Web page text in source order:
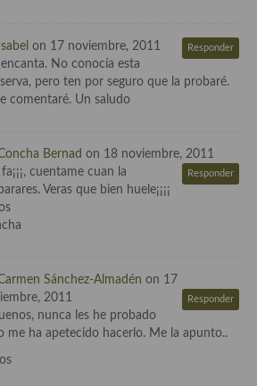
Isabel on 17 noviembre, 2011 Responder
No conocía esta
pero ten por seguro que la probaré.
comentaré. Un saludo
Bernad on 18 noviembre, 2011
Responder
cuentame cuan la
Veras que bien huele¡¡¡¡
Sánchez-Almadén on 17
2011
Responder
nunca les he probado
me ha apetecido hacerlo. Me la apunto..